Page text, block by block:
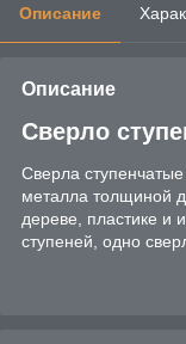
Описание
Описание
Сверло
Сверла
металла толщиной
дереве, пластике и
ступеней, одно